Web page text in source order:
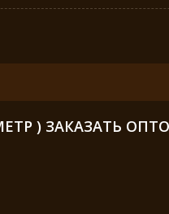
) ЗАКАЗАТЬ